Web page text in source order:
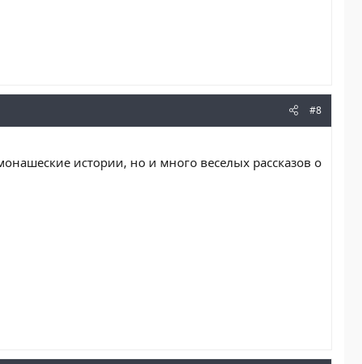
#8
истории, но и много веселых рассказов о